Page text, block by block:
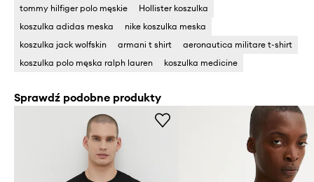
tommy hilfiger polo męskie
Hollister koszulka
koszulka adidas meska
nike koszulka meska
koszulka jack wolfskin
armani t shirt
aeronautica militare t-shirt
koszulka polo męska ralph lauren
koszulka medicine
Sprawdź podobne produkty